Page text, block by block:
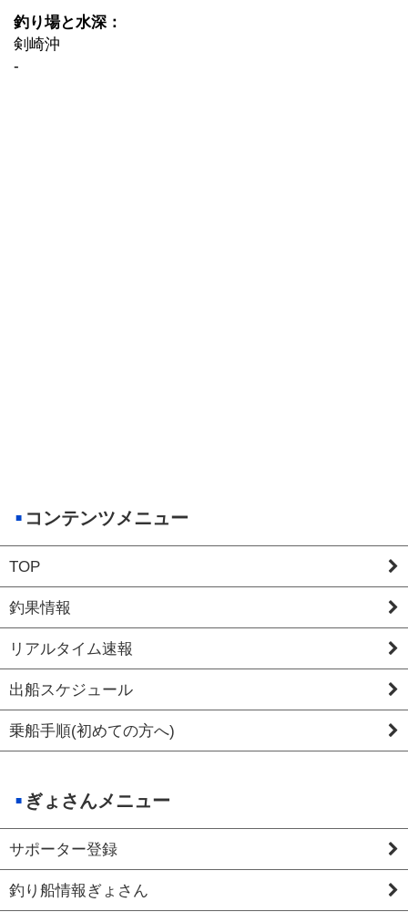
釣り場と水深：
剣崎沖
-
コンテンツメニュー
TOP
釣果情報
リアルタイム速報
出船スケジュール
乗船手順(初めての方へ)
ぎょさんメニュー
サポーター登録
釣り船情報ぎょさん